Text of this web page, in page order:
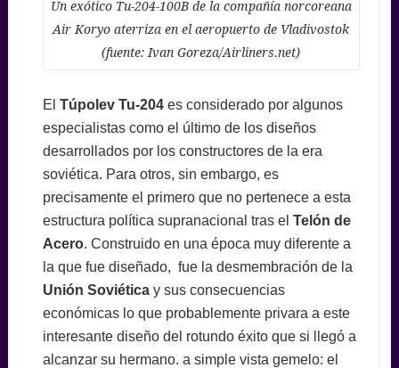
Un exótico Tu-204-100B de la compañía norcoreana
Air Koryo aterriza en el aeropuerto de Vladivostok
(fuente: Ivan Goreza/Airliners.net)
El Túpolev Tu-204es considerado por algunos
especialistas como el último de los diseños
desarrollados por los constructores de la era
soviética. Para otros, sin embargo, es
precisamente el primero que no pertenece a esta
estructura política supranacional tras el Telón de
Acero. Construido en una época muy diferente a
la que fue diseñado, fue la desmembración de la
Unión Soviéticay sus consecuencias
económicas lo que probablemente privara a este
interesante diseño del rotundo éxito que si llegó a
alcanzar su hermano. a simple vista gemelo: el